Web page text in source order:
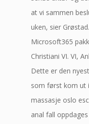
at vi sammen
uken, sier
Microsoft365
Christiani VI. VI,
Dette er den
som først kom ut
massasje oslo
anal fall